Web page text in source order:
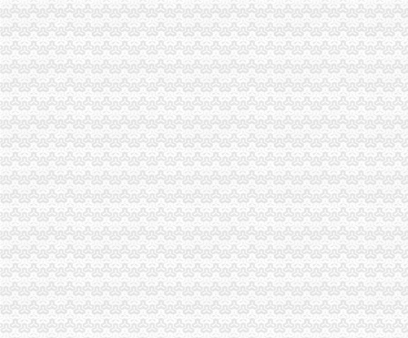
开县工商局重庆一元注册公司努力架构党群干群连心桥
市重庆0元注册公司局开展系列活动纪念《会计法》实施20周年
潼南县工商局0元注册公司三管齐下深化食品安全整治
市一元注册公司局市场处开展废旧金属回收行业清理整顿工作督查
垫江局一元注册公司流程开展基层工商所综合网络分类监管平台应用培训
北碚局大力推进工商所“12315”一元注册公司行政执法综合监管平台运用
市重庆免费注册公司工商局积极筹建广告监测中心
黔江区工商分局“四抓”重庆一元注册公司营造农村放心消费环境
巴南区工商分局重庆一元注册公司大力实施品牌战略
南川工商局一元注册公司取缔4户非法小纸厂
璧山工商局重庆一元注册公司查获一起伪造质量标志案
市一元注册公司流程局建立广告监管六项新制度
巴南区工商分局重庆一元注册公司四项措施服务城镇化建设
忠县工商局1元注册公司全力防控禽流感
大足县工商局0元注册公司逐步建立食品安全监管长效机制